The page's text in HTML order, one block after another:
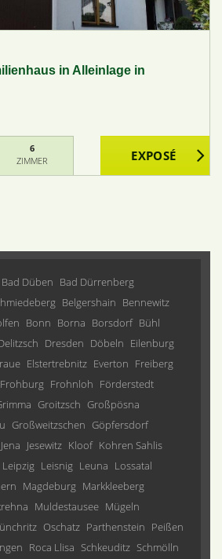
in Alleinlage in
6
ZIMMER
Bad Düben Bad Dürrenberg
Belgershain Bennewitz
Bonn Borna Borsdorf Bühl
Dresden Döbeln Eilenburg
Elstertrebnitz Everton Freiberg
Frohburg Frohnloh Förderstedt
Groitzsch Großpösna
Großweitzschen Göpfersdorf
Jena Jesewitz Kloof Kohren Sahlis
Leipzig Leisnig Leuna Lossatal
Magdeburg Markkleeberg
Muldestausee Mügeln
Oschatz Parthenstein Peißen
Roca Llisa Schkeuditz Schmölln